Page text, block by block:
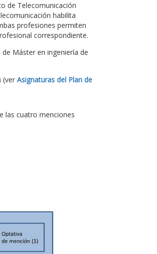
de Telecomunicación
habilita
profesiones permiten
correspondiente.
Máster en ingeniería de
(ver Asignaturas del Plan de
las cuatro menciones